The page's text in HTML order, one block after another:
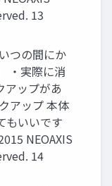
13
つの間にか
・実際に消
アップがあ
アップ 本体
もいいです
NEOAXIS
14